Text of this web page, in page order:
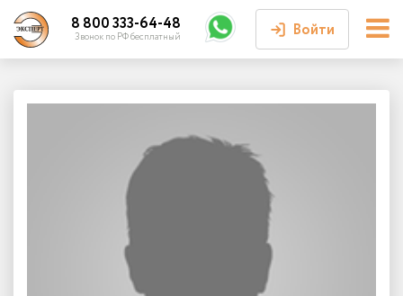
Войти
Войти или
зарегистрироваться
Личный кабинет
8 800 333-64-48
Звонок по РФ бесплатный